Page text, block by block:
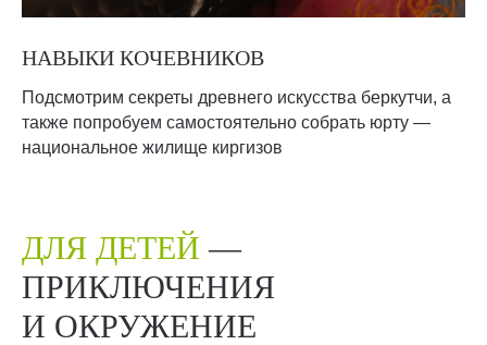
НАВЫКИ КОЧЕВНИКОВ
Подсмотрим секреты древнего искусства беркутчи, а
также попробуем самостоятельно собрать юрту —
национальное жилище киргизов
ДЛЯ ДЕТЕЙ —
ПРИКЛЮЧЕНИЯ
И ОКРУЖЕНИЕ